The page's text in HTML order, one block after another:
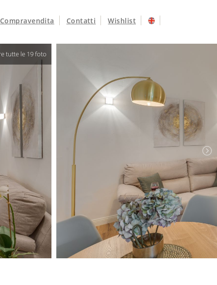
Compravendita Contatti Wishlist